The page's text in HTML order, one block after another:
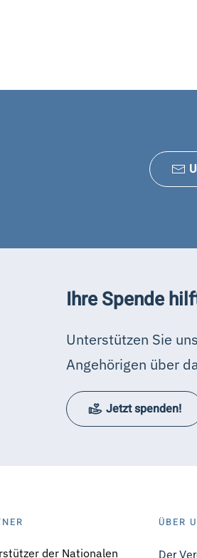
Ihre Spende
Unterstützen Sie
Angehörigen über
Jetzt spenden!
der Nationalen
ÜBER